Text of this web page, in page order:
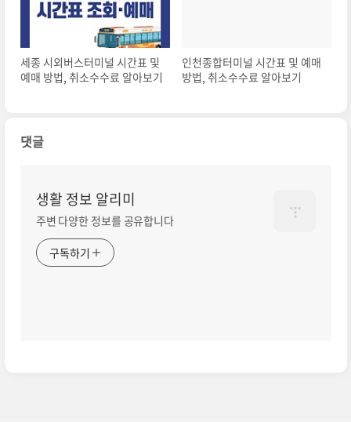
세종 시외버스터미널 시간표 및
예매 방법, 취소수수료 알아보기
인천종합터미널 시간표 및 예매
방법, 취소수수료 알아보기
댓글
생활 정보 알리미
주변 다양한 정보를 공유합니다
구독하기